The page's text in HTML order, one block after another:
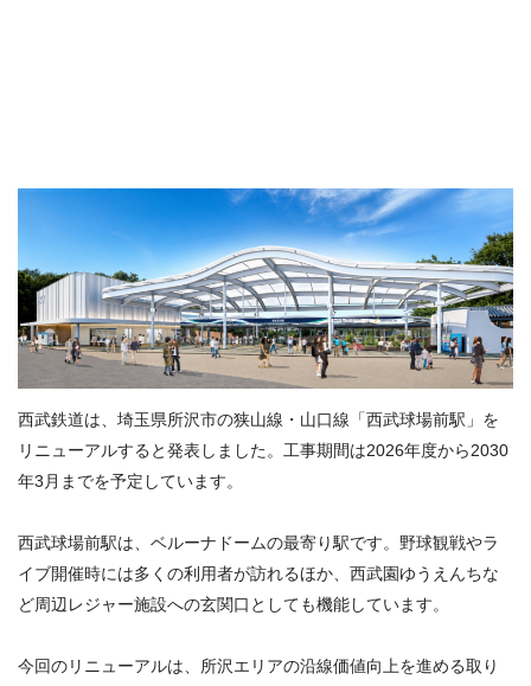
西武鉄道は、埼玉県所沢市の狭山線・山口線「西武球場前駅」を
リニューアルすると発表しました。工事期間は2026年度から2030
年3月までを予定しています。
西武球場前駅は、ベルーナドームの最寄り駅です。野球観戦やラ
イブ開催時には多くの利用者が訪れるほか、西武園ゆうえんちな
ど周辺レジャー施設への玄関口としても機能しています。
今回のリニューアルは、所沢エリアの沿線価値向上を進める取り